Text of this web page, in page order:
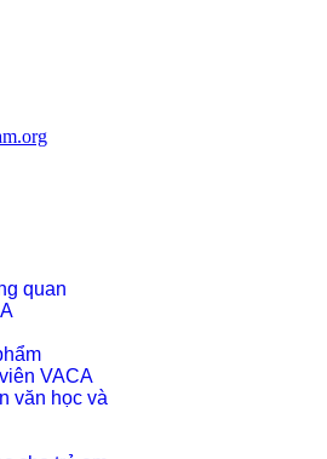
quan
VACA
văn học và